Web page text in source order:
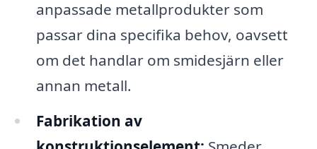
anpassade metallprodukter som
passar dina specifika behov, oavsett
om det handlar om smidesjärn eller
annan metall.
Fabrikation av